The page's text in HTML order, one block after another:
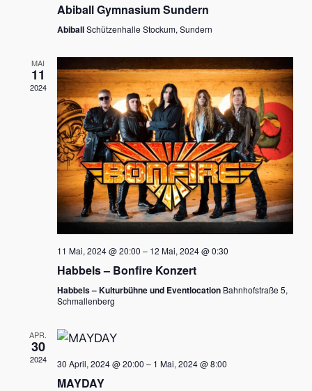
Abiball Gymnasium Sundern
AbiballSchützenhalle Stockum, Sundern
MAI
11
2024
11 Mai, 2024 @ 20:00 – 12 Mai, 2024 @ 0:30
Habbels – Bonfire Konzert
Habbels – Kulturbühne und Eventlocation Bahnhofstraße 5,
Schmallenberg
APR.
30
2024 30 April, 2024 @ 20:00 – 1 Mai, 2024 @ 8:00
MAYDAY